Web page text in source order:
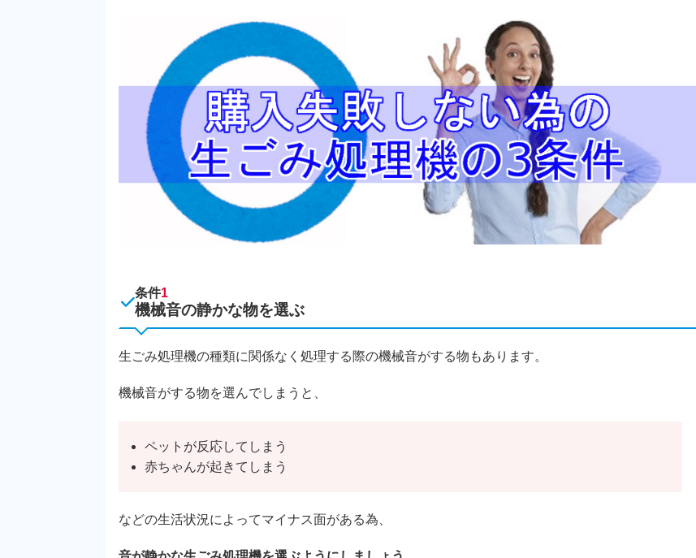
条件1
機械音の静かな物を選ぶ
生ごみ処理機の種類に関係なく処理する際の機械音がする物もあります。
機械音がする物を選んでしまうと、
ペットが反応してしまう
赤ちゃんが起きてしまう
などの生活状況によってマイナス面がある為、